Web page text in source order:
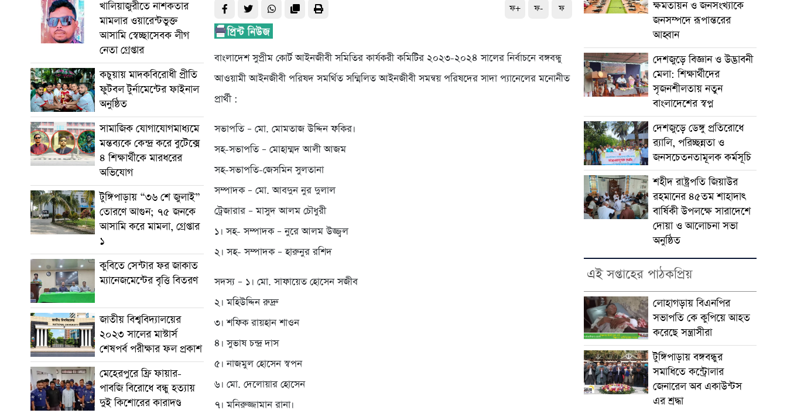
খালিয়াজুরীতে নাশকতার
মামলার ওয়ারেন্টভুক্ত
আসামি স্বেচ্ছাসেবক লীগ
নেতা গ্রেপ্তার
কচুয়ায় মাদকবিরোধী প্রীতি
ফুটবল টুর্নামেন্টের ফাইনাল
অনুষ্ঠিত
সামাজিক যোগাযোগমাধ্যমে
মন্তব্যকে কেন্দ্র করে বুটেক্সে
৪ শিক্ষার্থীকে মারধরের
অভিযোগ
টুঙ্গিপাড়ায় “৩৬ শে জুলাই”
তোরণে আগুন; ৭৫ জনকে
আসামি করে মামলা, গ্রেপ্তার
১
কুবিতে সেন্টার ফর জাকাত
ম্যানেজমেন্টের বৃত্তি বিতরণ
জাতীয় বিশ্ববিদ্যালয়ের
২০২৩ সালের মাস্টার্স
শেষপর্ব পরীক্ষার ফল প্রকাশ
মেহেরপুরে ফ্রি ফায়ার-
পাবজি বিরোধে বন্ধু হত্যায়
দুই কিশোরের কারাদণ্ড
ফ+ ফ- ফ
বাংলাদেশ সুপ্রীম কোর্ট আইনজীবী সমিতির কার্যকরী কমিটির ২০২৩-২০২৪ সালের নির্বাচনে বঙ্গবন্ধু
আওয়ামী আইনজীবী পরিষদ সমর্থিত সম্মিলিত আইনজীবী সমন্বয় পরিষদের সাদা প্যানেলের মনোনীত
প্রার্থী :
সভাপতি – মো. মোমতাজ উদ্দিন ফকির।
সহ-সভাপতি – মোহাম্মদ আলী আজম
সহ-সভাপতি-জেসমিন সুলতানা
সম্পাদক – মো. আবদুন নুর দুলাল
ট্রেজারার – মাসুদ আলম চৌধুরী
১। সহ- সম্পাদক – নুরে আলম উজ্জ্বল
২। সহ- সম্পাদক – হারুনুর রশিদ
সদস্য – ১। মো. সাফায়েত হোসেন সজীব
২। মহিউদ্দিন রুদ্রু
৩। শফিক রায়হান শাওন
৪। সুভাষ চন্দ্র দাস
৫। নাজমুল হোসেন স্বপন
৬। মো. দেলোয়ার হোসেন
৭। মনিরুজ্জামান রানা।
ক্ষমতায়ন ও জনসংখ্যাকে
জনসম্পদে রূপান্তরের
আহ্বান
দেশজুড়ে বিজ্ঞান ও উদ্ভাবনী
মেলা: শিক্ষার্থীদের
সৃজনশীলতায় নতুন
বাংলাদেশের স্বপ্ন
দেশজুড়ে ডেঙ্গু প্রতিরোধে
র‌্যালি, পরিচ্ছন্নতা ও
জনসচেতনতামূলক কর্মসূচি
শহীদ রাষ্ট্রপতি জিয়াউর
রহমানের ৪৫তম শাহাদাৎ
বার্ষিকী উপলক্ষে সারাদেশে
দোয়া ও আলোচনা সভা
অনুষ্ঠিত
এই সপ্তাহের পাঠকপ্রিয়
লোহাগড়ায় বিএনপির
সভাপতি কে কুপিয়ে আহত
করেছে সন্ত্রাসীরা
টুঙ্গিপাড়ায় বঙ্গবন্ধুর
সমাধিতে কন্ট্রোলার
জেনারেল অব একাউন্টস
এর শ্রদ্ধা